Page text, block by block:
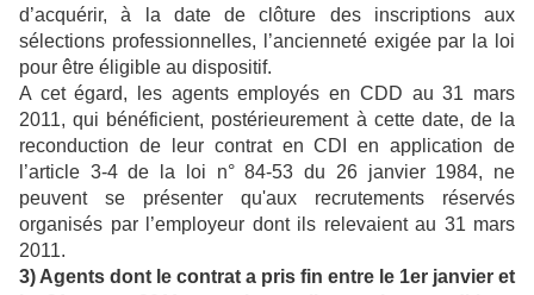
d’acquérir, à la date de clôture des inscriptions aux
sélections professionnelles, l’ancienneté exigée par la loi
pour être éligible au dispositif.
A cet égard, les agents employés en CDD au 31 mars
2011, qui bénéficient, postérieurement à cette date, de la
reconduction de leur contrat en CDI en application de
l’article 3-4 de la loi n° 84-53 du 26 janvier 1984, ne
peuvent se présenter qu'aux recrutements réservés
organisés par l’employeur dont ils relevaient au 31 mars
2011.
3) Agents dont le contrat a pris fin entre le 1er janvier et